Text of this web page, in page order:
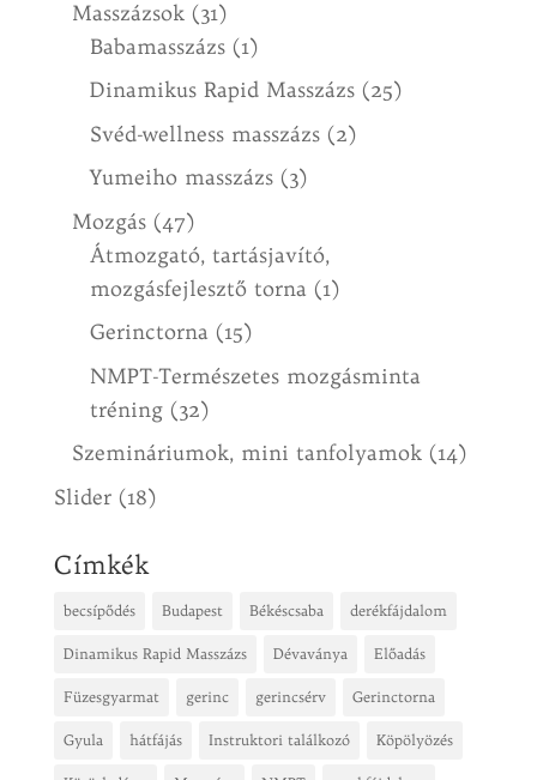
Masszázsok (31)
Babamasszázs(1)
Dinamikus Rapid Masszázs(25)
Svéd-wellness masszázs(2)
Yumeiho masszázs(3)
Mozgás(47)
Átmozgató, tartásjavító,
mozgásfejlesztő torna (1)
Gerinctorna (15)
NMPT-Természetes mozgásminta
tréning(32)
Szemináriumok, mini tanfolyamok(14)
Slider(18)
Címkék
becsípődés Budapest Békéscsaba derékfájdalom
Dinamikus Rapid Masszázs Dévaványa Előadás
Füzesgyarmat gerinc gerincsérv Gerinctorna
Gyula hátfájás Instruktori találkozó Köpölyözés